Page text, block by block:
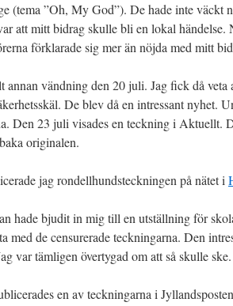
(tema ”Oh, My God”). De hade inte väckt
att mitt bidrag skulle bli en lokal händelse.
förklarade sig mer än nöjda med mitt
annan vändning den 20 juli. Jag fick då
De blev då en intressant nyhet.
Den 23 juli visades en teckning i Aktuellt.
originalen.
jag rondellhundsteckningen på nätet i
hade bjudit in mig till en utställning för
med de censurerade teckningarna. Den
var tämligen övertygad om att så skulle ske.
en av teckningarna i